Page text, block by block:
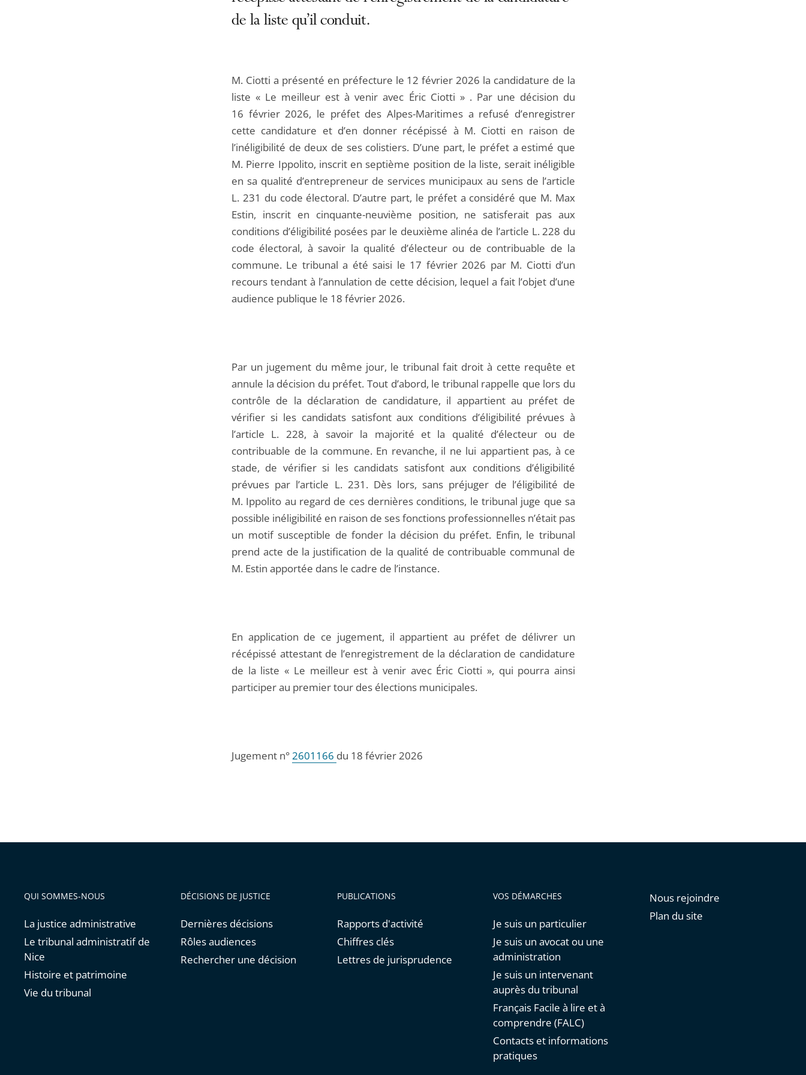
de la liste qu’il conduit.
M. Ciotti a présenté en préfecture le 12 février 2026 la candidature de la
liste « Le meilleur est à venir avec Éric Ciotti » . Par une décision du
16 février 2026, le préfet des Alpes-Maritimes a refusé d’enregistrer
cette candidature et d’en donner récépissé à M. Ciotti en raison de
l’inéligibilité de deux de ses colistiers. D’une part, le préfet a estimé que
M. Pierre Ippolito, inscrit en septième position de la liste, serait inéligible
en sa qualité d’entrepreneur de services municipaux au sens de l’article
L. 231 du code électoral. D’autre part, le préfet a considéré que M. Max
Estin, inscrit en cinquante-neuvième position, ne satisferait pas aux
conditions d’éligibilité posées par le deuxième alinéa de l’article L. 228 du
code électoral, à savoir la qualité d’électeur ou de contribuable de la
commune. Le tribunal a été saisi le 17 février 2026 par M. Ciotti d’un
recours tendant à l’annulation de cette décision, lequel a fait l’objet d’une
audience publique le 18 février 2026.
Par un jugement du même jour, le tribunal fait droit à cette requête et
annule la décision du préfet. Tout d’abord, le tribunal rappelle que lors du
contrôle de la déclaration de candidature, il appartient au préfet de
vérifier si les candidats satisfont aux conditions d’éligibilité prévues à
l’article L. 228, à savoir la majorité et la qualité d’électeur ou de
contribuable de la commune. En revanche, il ne lui appartient pas, à ce
stade, de vérifier si les candidats satisfont aux conditions d’éligibilité
prévues par l’article L. 231. Dès lors, sans préjuger de l’éligibilité de
M. Ippolito au regard de ces dernières conditions, le tribunal juge que sa
possible inéligibilité en raison de ses fonctions professionnelles n’était pas
un motif susceptible de fonder la décision du préfet. Enfin, le tribunal
prend acte de la justification de la qualité de contribuable communal de
M. Estin apportée dans le cadre de l’instance.
En application de ce jugement, il appartient au préfet de délivrer un
récépissé attestant de l’enregistrement de la déclaration de candidature
de la liste « Le meilleur est à venir avec Éric Ciotti », qui pourra ainsi
participer au premier tour des élections municipales.
Jugement n°2601166 du 18 février 2026
QUI SOMMES-NOUS
La justice administrative
Le tribunal administratif de
Nice
Histoire et patrimoine
Vie du tribunal
DÉCISIONS DE JUSTICE
Dernières décisions
Rôles audiences
Rechercher une décision
PUBLICATIONS
Rapports d'activité
Chiffres clés
Lettres de jurisprudence
VOS DÉMARCHES
Je suis un particulier
Je suis un avocat ou une
administration
Je suis un intervenant
auprès du tribunal
Français Facile à lire et à
comprendre (FALC)
Contacts et informations
pratiques
Nous rejoindre
Plan du site